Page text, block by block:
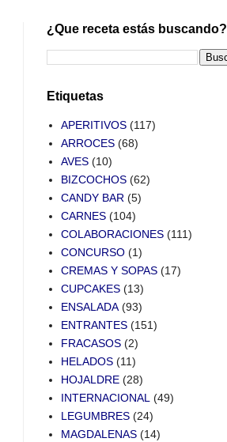
¿Que receta estás buscando?
Etiquetas
APERITIVOS (117)
ARROCES (68)
AVES (10)
BIZCOCHOS (62)
CANDY BAR (5)
CARNES (104)
COLABORACIONES (111)
CONCURSO (1)
CREMAS Y SOPAS (17)
CUPCAKES (13)
ENSALADA (93)
ENTRANTES (151)
FRACASOS (2)
HELADOS (11)
HOJALDRE (28)
INTERNACIONAL (49)
LEGUMBRES (24)
MAGDALENAS (14)